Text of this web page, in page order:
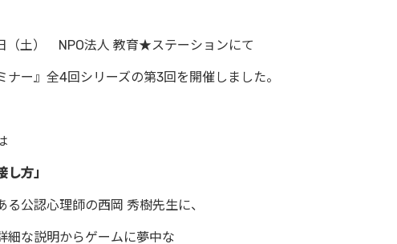
（土） NPO法人 教育★ステーションにて
ナー』全4回シリーズの第3回を開催しました。
し方」
る公認心理師の西岡 秀樹先生に、
細な説明からゲームに夢中な